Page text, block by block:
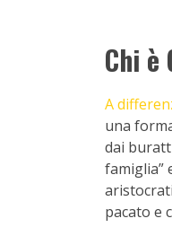
Chi è
A
una
dai
famiglia”
pacato e